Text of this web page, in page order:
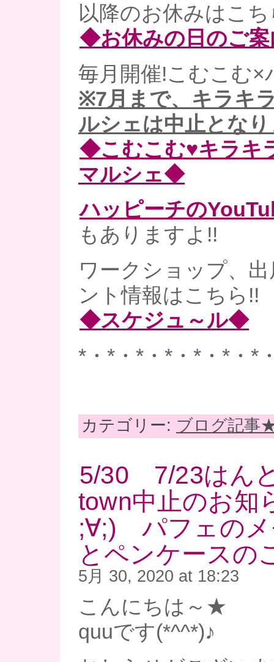
以降のお休みはこち
◆お休みの日のご
毎月開催!こむこむ×
※7月まで、キラキ
ルシェは中止とな
◆こむこむ♥キラキ
マルシェ◆
ハッピーチの
もありますよ!!
ワークショップ、
ント情報はこちら!!
◆スケジュ～ル◆
*・*・*・*・*・*・*
カテゴリー: ブログ記事
5/30 7/23はん
town中止のお知
;∀;) パフェのメ
とペンケースの
5月 30, 2020 at 18:23
こんにちは～★
quuです(*^^*)♪